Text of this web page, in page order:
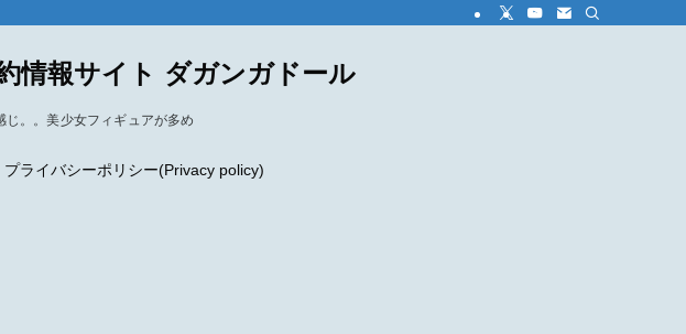
情報サイト ダガンガドール
。。美少女フィギュアが多め
プライバシーポリシー(Privacy policy)